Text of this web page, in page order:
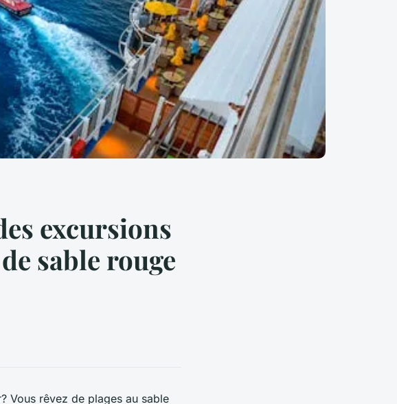
excursions
sable rouge
Vous rêvez de plages au sable